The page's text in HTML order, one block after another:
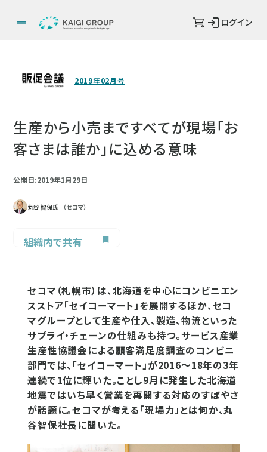
ログイン
2019年02月号
生産から小売まですべてが現場「お
客さまは誰か」に込める意味
公開日:2019年1月29日
丸谷 智保氏 （セコマ）
組織内で共有
セコマ（札幌市）は、北海道を中心にコンビニエン
スストア「セイコーマート」を展開するほか、セコ
マグループとして生産や仕入、製造、物流といった
サプライ・チェーンの仕組みも持つ。サービス産業
生産性協議会による顧客満足度調査のコンビニ
部門では、「セイコーマート」が2016～18年の3年
連続で1位に輝いた。ことし9月に発生した北海道
地震ではいち早く営業を再開する対応のすばやさ
が話題に。セコマが考える「現場力」とは何か、丸
谷智保社長に聞いた。